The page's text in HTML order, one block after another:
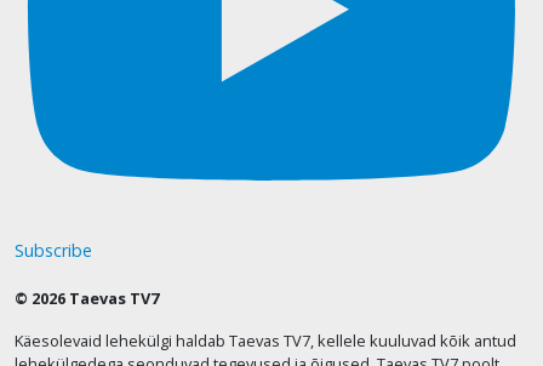
Subscribe
© 2026 Taevas TV7
Käesolevaid lehekülgi haldab Taevas TV7, kellele kuuluvad kõik antud